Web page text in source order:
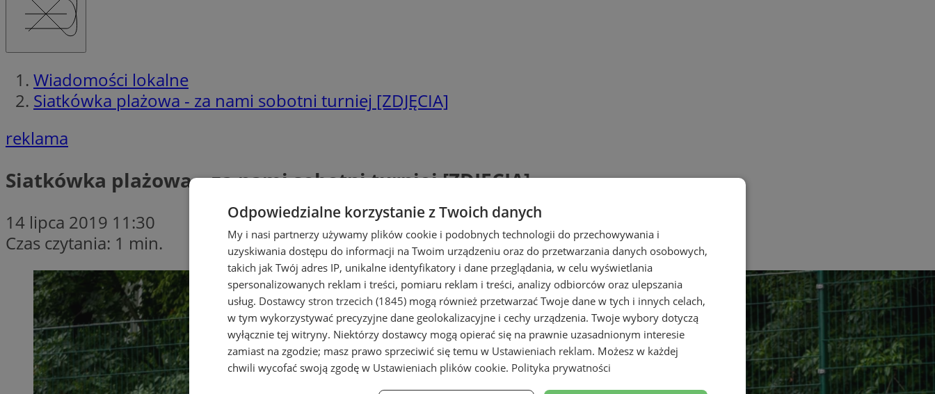
Wiadomości lokalne
Siatkówka plażowa - za nami sobotni turniej [ZDJĘCIA]
reklama
Siatkówka plażowa – za nami sobotni turniej [ZDJĘCIA]
14 lipca 2019 11:30
Czas czytania: 1 min.
Odpowiedzialne korzystanie z Twoich danych
My i nasi partnerzy używamy plików cookie i podobnych technologii do przechowywania i
uzyskiwania dostępu do informacji na Twoim urządzeniu oraz do przetwarzania danych osobowych,
takich jak Twój adres IP, unikalne identyfikatory i dane przeglądania, w celu wyświetlania
spersonalizowanych reklam i treści, pomiaru reklam i treści, analizy odbiorców oraz ulepszania
usług. Dostawcy stron trzecich (1845) mogą również przetwarzać Twoje dane w tych i innych celach,
w tym wykorzystywać precyzyjne dane geolokalizacyjne i cechy urządzenia. Twoje wybory dotyczą
wyłącznie tej witryny. Niektórzy dostawcy mogą opierać się na prawnie uzasadnionym interesie
zamiast na zgodzie; masz prawo sprzeciwić się temu w Ustawieniach reklam. Możesz w każdej
chwili wycofać swoją zgodę w Ustawieniach plików cookie. Polityka prywatności